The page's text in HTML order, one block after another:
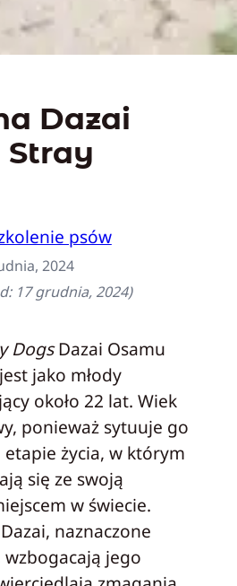
Dazai
Stray
psów
2024
17 grudnia, 2024)
DogsDazai Osamu
jako młody
około 22 lat. Wiek
ponieważ sytuuje go
życia, w którym
się ze swoją
w świecie.
naznaczone
jego